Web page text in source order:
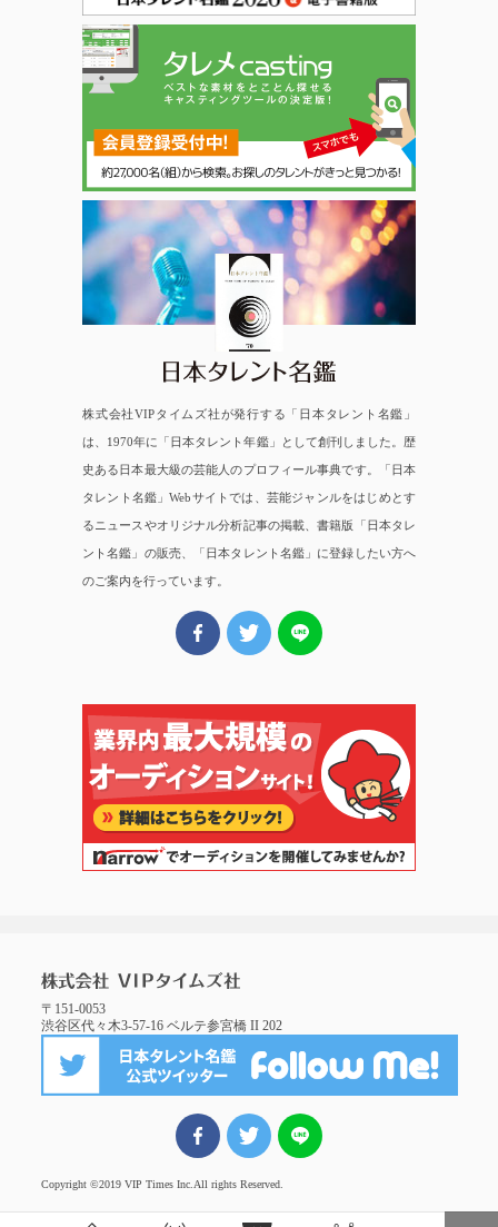
日本タレント名鑑
株式会社VIPタイムズ社が発行する「日本タレント名鑑」
は、1970年に「日本タレント年鑑」として創刊しました。歴
史ある日本最大級の芸能人のプロフィール事典です。「日本
タレント名鑑」Webサイトでは、芸能ジャンルをはじめとす
るニュースやオリジナル分析記事の掲載、書籍版「日本タレ
ント名鑑」の販売、「日本タレント名鑑」に登録したい方へ
のご案内を行っています。
〒151-0053
渋谷区代々木3-57-16 ベルテ参宮橋 II 202
FBでシェアツイート
Copyright ©2019 VIP Times Inc. All rights Reserved.